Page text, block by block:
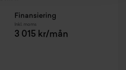
Finansiering
Inkl. moms
3 015 kr/mån